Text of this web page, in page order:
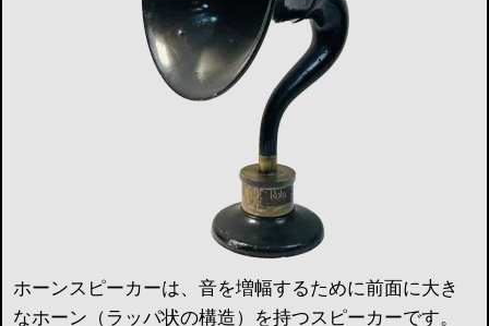
ホーンスピーカーは、音を増幅するために前面に大き
なホーン（ラッパ状の構造）を持つスピーカーです。